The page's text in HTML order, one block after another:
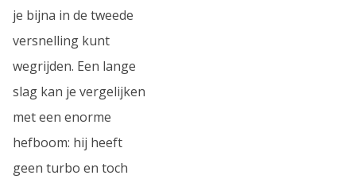
je bijna in de tweede
versnelling kunt
wegrijden. Een lange
slag kan je vergelijken
met een enorme
hefboom: hij heeft
geen turbo en toch